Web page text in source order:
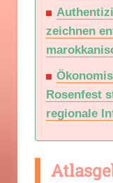
zeichnen
Rosenfest
regionale